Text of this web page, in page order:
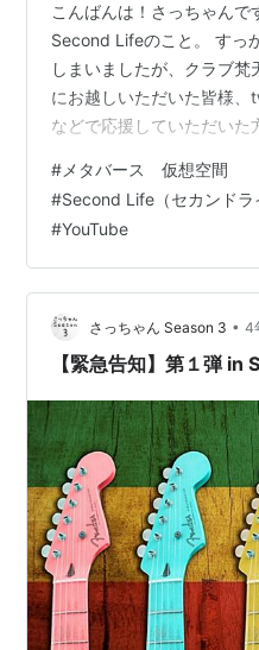
こんばんは！さっちゃん
Second Lifeのこと。 すっ
しまいましたが、クラブ梵
にお越しいただいた皆様
などで応援していただいた
は思ってたのと全然違いま
くと、そこらかしこでDUB
溶け込んでいる音なのです
ね！！！アレ！！録画し
しい雰囲気をミックスさ
# メタバース 仮想空間
#Second Life（セカンドラ
#YouTube
さっちゃん Season 3 • 4
【緊急告知】第１弾 in